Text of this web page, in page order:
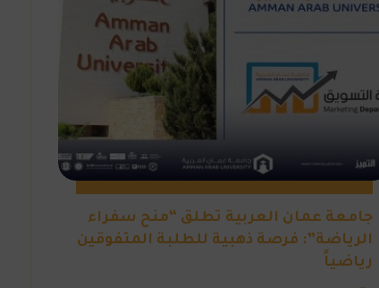
جامعة عمان العربية تطلق “منح سفراء
الرياضة”: فرصة ذهبية للطلبة المتفوقين
رياضياً